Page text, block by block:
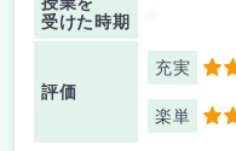
受けた時期
評価
充実 4
楽単 4